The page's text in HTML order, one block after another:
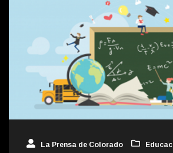
La Prensa de Colorado